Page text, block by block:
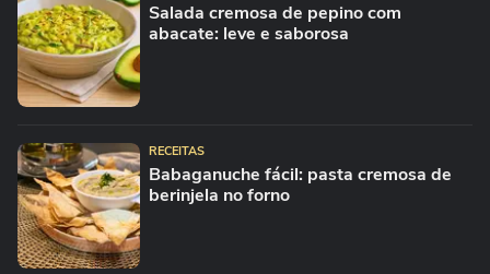
Salada cremosa de pepino com
abacate: leve e saborosa
RECEITAS
Babaganuche fácil: pasta cremosa de
berinjela no forno